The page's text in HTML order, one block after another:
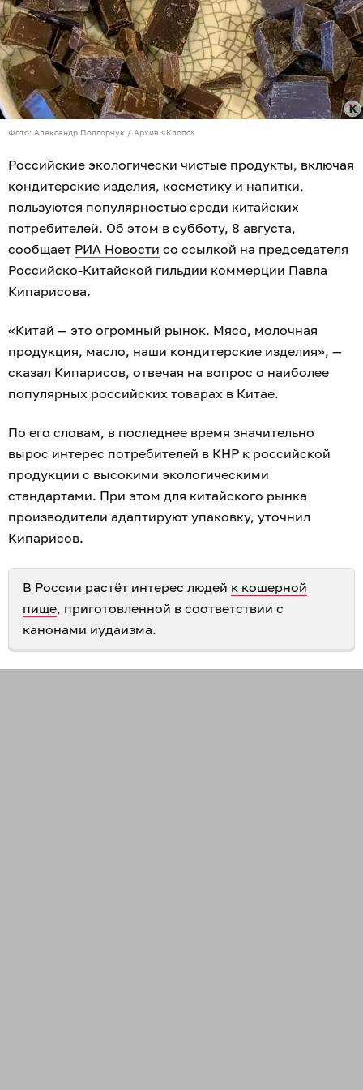
Фото: Александр Подгорчук / Архив «Клопс»
Российские экологически чистые продукты, включая
кондитерские изделия, косметику и напитки,
пользуются популярностью среди китайских
потребителей. Об этом в субботу, 8 августа,
сообщает РИА Новости со ссылкой на председателя
Российско-Китайской гильдии коммерции Павла
Кипарисова.
«Китай — это огромный рынок. Мясо, молочная
продукция, масло, наши кондитерские изделия», —
сказал Кипарисов, отвечая на вопрос о наиболее
популярных российских товарах в Китае.
По его словам, в последнее время значительно
вырос интерес потребителей в КНР к российской
продукции с высокими экологическими
стандартами. При этом для китайского рынка
производители адаптируют упаковку, уточнил
Кипарисов.
В России растёт интерес людей к кошерной
пище, приготовленной в соответствии с
канонами иудаизма.